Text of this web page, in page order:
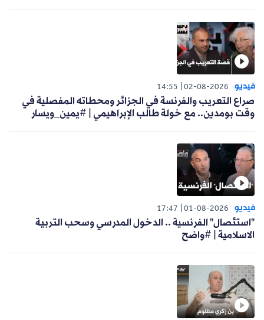
فيديو 02-08-2026
14:55
صراع التعريب والفرنسة في الجزائر ومحطاته المفصلية في
وقت بومدين.. مع خولة طالب الإبراهيمي | #يمين_ويسار
فيديو 01-08-2026
17:47
"استئصال" الفرنسية .. الدخول المدرسي وسحب التربية
الاسلامية | #واضح